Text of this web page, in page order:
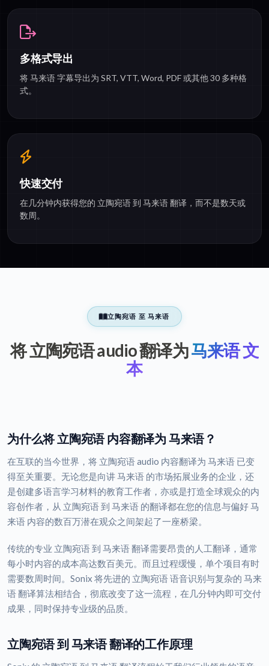
多格式导出
将 马来语 字幕导出为 SRT, VTT, Word, PDF 或其他 30 多种格
式。
快速交付
在几分钟内获得您的 立陶宛语 到 马来语 翻译，而不是数天或
数周。
立陶宛语 至 马来语
将 立陶宛语 audio 翻译为马来语 文
本
为什么将 立陶宛语 内容翻译为 马来语？
在互联的当今世界，将 立陶宛语 audio 内容翻译为 马来语 已变
得至关重要。无论您是向讲 马来语 的市场拓展业务的企业，还
是创建多语言学习材料的教育工作者，亦或是打造全球观众的内
容创作者，从 立陶宛语 到 马来语 的翻译都在您的信息与偏好 马
来语 内容的数百万潜在观众之间架起了一座桥梁。
传统的专业 立陶宛语 到 马来语 翻译需要昂贵的人工翻译，通常
每小时内容的成本高达数百美元。而且过程缓慢，单个项目有时
需要数周时间。Sonix 将先进的 立陶宛语 语音识别与复杂的 马来
语 翻译算法相结合，彻底改变了这一流程，在几分钟内即可交付
成果，同时保持专业级的品质。
立陶宛语 到 马来语 翻译的工作原理